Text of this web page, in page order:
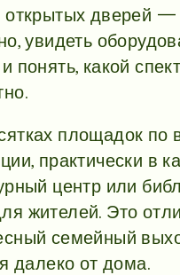
открытых дверей
увидеть
понять, какой
площадок по
практически в
центр или
жителей. Это
семейный
далеко от дома.